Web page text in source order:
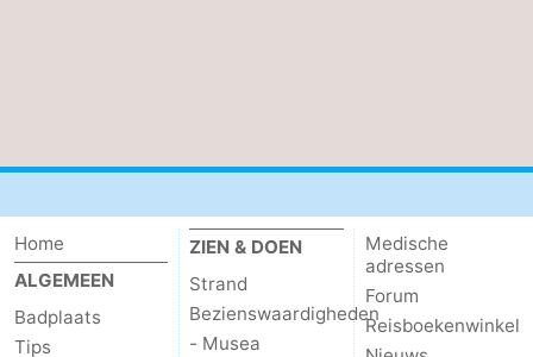
Home
ALGEMEEN
Badplaats
Tips
ZIEN & DOEN
Strand
Bezienswaardigheden
- Musea
Medische
adressen
Forum
Reisboekenwinkel